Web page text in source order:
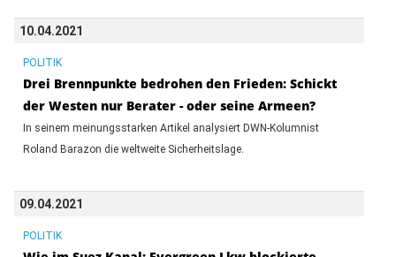
10.04.2021
POLITIK
Drei Brennpunkte bedrohen den Frieden: Schickt
der Westen nur Berater - oder seine Armeen?
In seinem meinungsstarken Artikel analysiert DWN-Kolumnist
Roland Barazon die weltweite Sicherheitslage.
09.04.2021
POLITIK